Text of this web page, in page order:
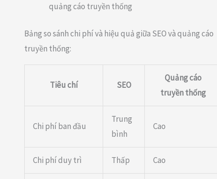
quảng cáo truyền thống
Bảng so sánh chi phí và hiệu quả giữa SEO và quảng cáo
truyền thống:
Tiêu chí SEO
Quảng cáo
truyền thống
Chi phí ban đầu
Trung
bình
Cao
Chi phí duy trì Thấp Cao